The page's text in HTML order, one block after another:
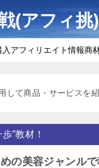
(アフィ
入アフィリエイト情報商
て商品・サービスを紹
”教材！
の美容ジャンル